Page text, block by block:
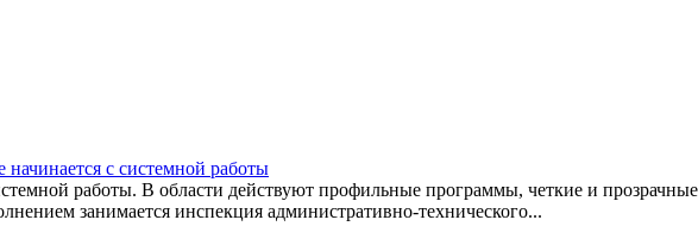
с системной работы
работы. В области действуют профильные программы, четкие и
занимается инспекция административно-технического...